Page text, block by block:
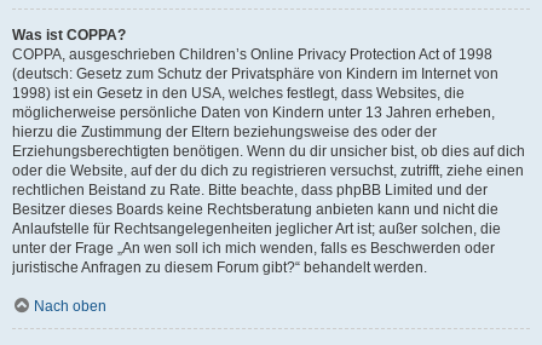
Was ist COPPA?
COPPA, ausgeschrieben Children’s Online Privacy Protection Act of 1998
(deutsch: Gesetz zum Schutz der Privatsphäre von Kindern im Internet von
1998) ist ein Gesetz in den USA, welches festlegt, dass Websites, die
möglicherweise persönliche Daten von Kindern unter 13 Jahren erheben,
hierzu die Zustimmung der Eltern beziehungsweise des oder der
Erziehungsberechtigten benötigen. Wenn du dir unsicher bist, ob dies auf dich
oder die Website, auf der du dich zu registrieren versuchst, zutrifft, ziehe einen
rechtlichen Beistand zu Rate. Bitte beachte, dass phpBB Limited und der
Besitzer dieses Boards keine Rechtsberatung anbieten kann und nicht die
Anlaufstelle für Rechtsangelegenheiten jeglicher Art ist; außer solchen, die
unter der Frage „An wen soll ich mich wenden, falls es Beschwerden oder
juristische Anfragen zu diesem Forum gibt?“ behandelt werden.
Nach oben